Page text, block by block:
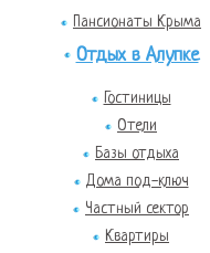
Пансионаты Крыма
Отдых в Алупке
Гостиницы
Отели
Базы отдыха
Дома под-ключ
Частный сектор
Квартиры